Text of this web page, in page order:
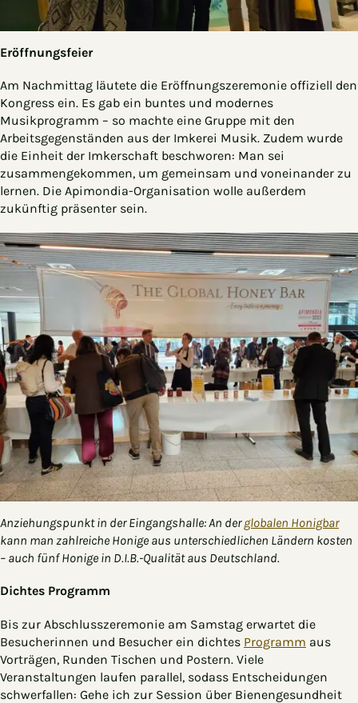
Eröffnungsfeier
Am Nachmittag läutete die Eröffnungszeremonie offiziell den
Kongress ein. Es gab ein buntes und modernes
Musikprogramm – so machte eine Gruppe mit den
Arbeitsgegenständen aus der Imkerei Musik. Zudem wurde
die Einheit der Imkerschaft beschworen: Man sei
zusammengekommen, um gemeinsam und voneinander zu
lernen. Die Apimondia-Organisation wolle außerdem
zukünftig präsenter sein.
Anziehungspunkt in der Eingangshalle: An derglobalen Honigbar
kann man zahlreiche Honige aus unterschiedlichen Ländern kosten
– auch fünf Honige in D.I.B.-Qualität aus Deutschland.
Dichtes Programm
Bis zur Abschlusszeremonie am Samstag erwartet die
Besucherinnen und Besucher ein dichtes Programm aus
Vorträgen, Runden Tischen und Postern. Viele
Veranstaltungen laufen parallel, sodass Entscheidungen
schwerfallen: Gehe ich zur Session über Bienengesundheit